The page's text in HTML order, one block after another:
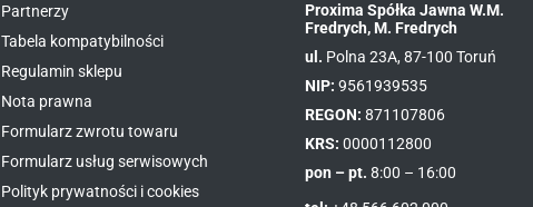
Partnerzy
Tabela kompatybilności
Regulamin sklepu
Nota prawna
Formularz zwrotu towaru
Formularz usług serwisowych
Polityk prywatności i cookies
Proxima Spółka Jawna W.M.
Fredrych, M. Fredrych
ul. Polna 23A, 87-100 Toruń
NIP: 9561939535
REGON: 871107806
KRS: 0000112800
pon – pt. 8:00 – 16:00